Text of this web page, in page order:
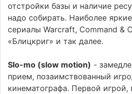
отстройки базы и наличие
надо собирать. Наиболее
сериалы Warcraft, Command &
«Блицкриг» и так далее.
Slo-mo (slow motion) -
прием, позаимствованный
кинематографа. Первой игрой,